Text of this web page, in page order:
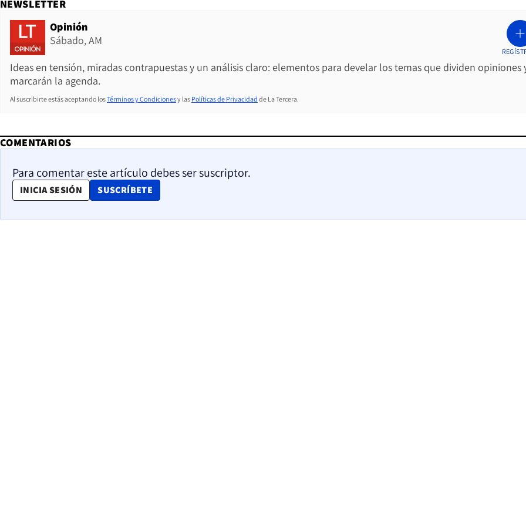
NEWSLETTER
Opinión
Sábado, AM
Ideas en tensión, miradas contrapuestas y un análisis claro: elementos para develar los temas que dividen opiniones
marcarán la agenda.
Al suscribirte estás aceptando losTérminos y Condicionesy las Políticas de Privacidad de La Tercera.
COMENTARIOS
Para comentar este artículo debes ser suscriptor.
INICIA SESIÓN SUSCRÍBETE
OPENS IN NEW WINDOW